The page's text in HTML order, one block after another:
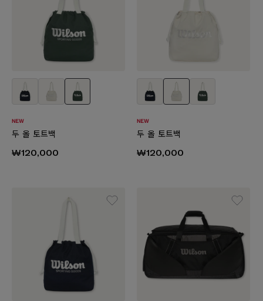
두 올 토트백
₩120,000
두 올 토트백
₩120,000